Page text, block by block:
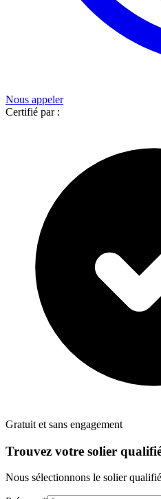
Nous appeler
Certifié par :
Gratuit et sans engagement
Trouvez votre solier
Nous sélectionnons le solierqualifié